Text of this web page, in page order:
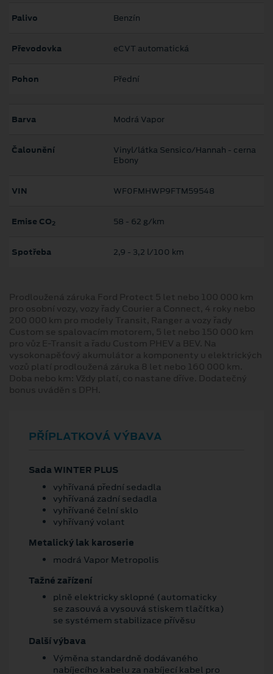
Palivo Benzín
Převodovka eCVT automatická
Pohon Přední
Barva Modrá Vapor
Čalounění
Vinyl/látka Sensico/Hannah - cerna
Ebony
VIN WF0FMHWP9FTM59548
Emise CO2 58 ‐ 62 g/km
Spotřeba 2,9 ‐ 3,2 l/100 km
Prodloužená záruka Ford Protect 5 let nebo 100 000 km
pro osobní vozy, vozy řady Courier a Connect, 4 roky nebo
200 000 km pro modely Transit, Ranger a vozy řady
Custom se spalovacím motorem, 5 let nebo 150 000 km
pro vůz E-Transit a řadu Custom PHEV a BEV. Na
vysokonapěťový akumulátor a komponenty u elektrických
vozů platí prodloužená záruka 8 let nebo 160 000 km.
Doba nebo km: Vždy platí, co nastane dříve. Dodatečný
bonus uváděn s DPH.
PŘÍPLATKOVÁ VÝBAVA
Sada WINTER PLUS
vyhřívaná přední sedadla
vyhřívaná zadní sedadla
vyhřívané čelní sklo
vyhřívaný volant
Metalický lak karoserie
modrá Vapor Metropolis
Tažné zařízení
plně elektricky sklopné (automaticky
se zasouvá a vysouvá stiskem tlačítka)
se systémem stabilizace přívěsu
Další výbava
Výměna standardně dodávaného
nabíjecího kabelu za nabíjecí kabel pro